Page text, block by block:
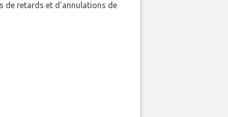
de retards et d'annulations de